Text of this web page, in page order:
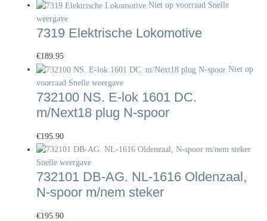
Niet op voorraad Snelle
weergave
7319 Elektrische Lokomotive
€189.95
Niet op
voorraad Snelle weergave
732100 NS. E-lok 1601 DC.
m/Next18 plug N-spoor
€195.90
Snelle weergave
732101 DB-AG. NL-1616 Oldenzaal,
N-spoor m/nem steker
€195.90